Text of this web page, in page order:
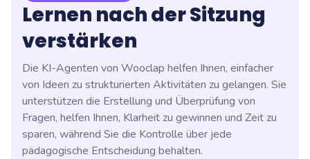
Lernen nach der Sitzung
verstärken
Die KI-Agenten von Wooclap helfen Ihnen, einfacher
von Ideen zu strukturierten Aktivitäten zu gelangen. Sie
unterstützen die Erstellung und Überprüfung von
Fragen, helfen Ihnen, Klarheit zu gewinnen und Zeit zu
sparen, während Sie die Kontrolle über jede
pädagogische Entscheidung behalten.